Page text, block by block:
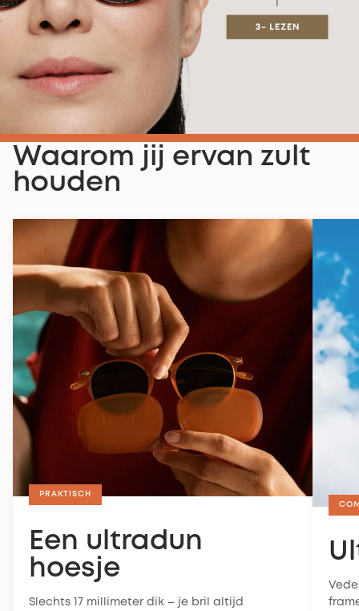
Waarom jij ervan zult
houden
PRAKTISCH
Een ultradun
hoesje
Slechts 17 millimeter dik – je bril altijd